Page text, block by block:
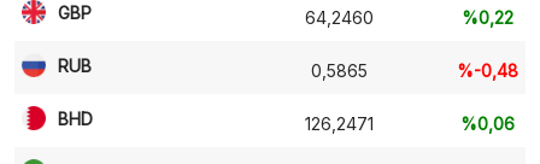
GBP 64,2460 %0,22
RUB 0,5865 %-0,48
BHD 126,2471 %0,06